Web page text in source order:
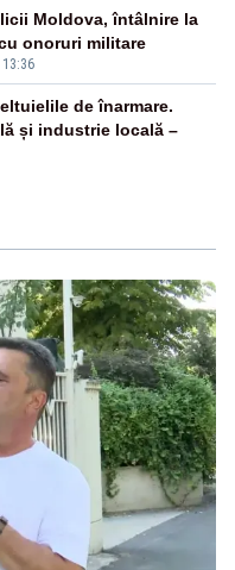
Moldova, întâlnire la
onoruri militare
de înarmare.
și industrie locală –